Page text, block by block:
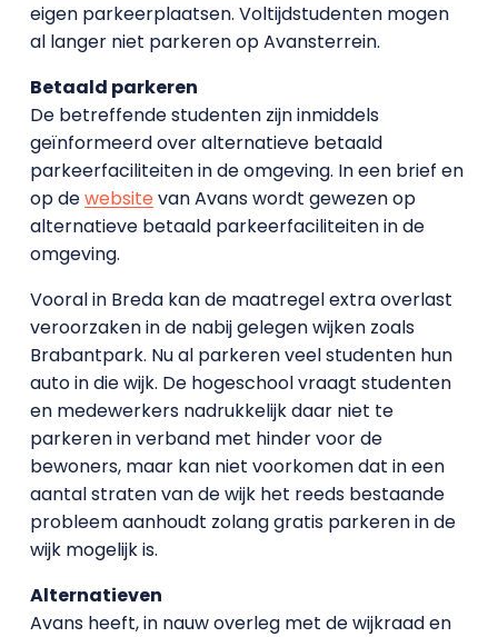
eigen parkeerplaatsen. Voltijdstudenten mogen
al langer niet parkeren op Avansterrein.
Betaald parkeren
De betreffende studenten zijn inmiddels
geïnformeerd over alternatieve betaald
parkeerfaciliteiten in de omgeving. In een brief en
op dewebsitevan Avans wordt gewezen op
alternatieve betaald parkeerfaciliteiten in de
omgeving.
Vooral in Breda kan de maatregel extra overlast
veroorzaken in de nabij gelegen wijken zoals
Brabantpark. Nu al parkeren veel studenten hun
auto in die wijk. De hogeschool vraagt studenten
en medewerkers nadrukkelijk daar niet te
parkeren in verband met hinder voor de
bewoners, maar kan niet voorkomen dat in een
aantal straten van de wijk het reeds bestaande
probleem aanhoudt zolang gratis parkeren in de
wijk mogelijk is.
Alternatieven
Avans heeft, in nauw overleg met de wijkraad en